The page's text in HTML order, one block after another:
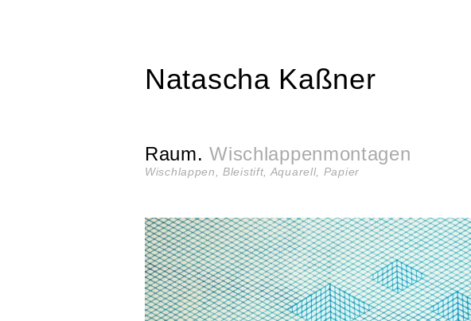
Natascha Kaßner
Raum.Wischlappenmontagen
Wischlappen, Bleistift, Aquarell, Papier